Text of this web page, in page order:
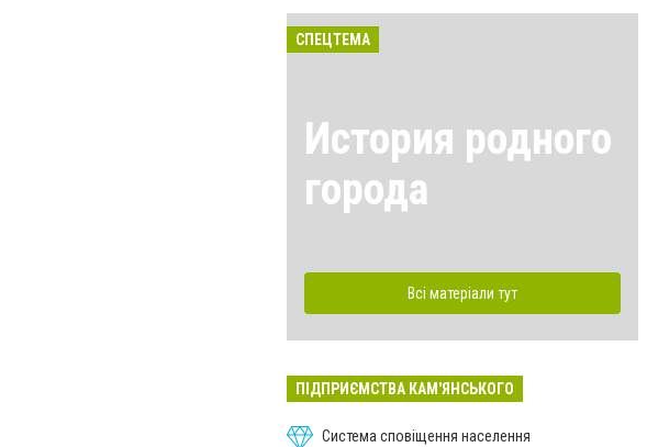
СПЕЦТЕМА
История родного
города
Всі матеріали тут
ПІДПРИЄМСТВА КАМ'ЯНСЬКОГО
Система сповіщення населення